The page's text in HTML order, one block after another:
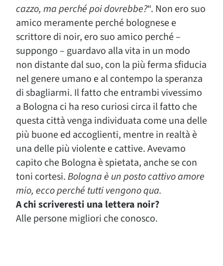
cazzo, ma perché poi dovrebbe?“. Non ero suo
amico meramente perché bolognese e
scrittore di noir, ero suo amico perché –
suppongo – guardavo alla vita in un modo
non distante dal suo, con la più ferma sfiducia
nel genere umano e al contempo la speranza
di sbagliarmi. Il fatto che entrambi vivessimo
a Bologna ci ha reso curiosi circa il fatto che
questa città venga individuata come una delle
più buone ed accoglienti, mentre in realtà è
una delle più violente e cattive. Avevamo
capito che Bologna è spietata, anche se con
toni cortesi.Bologna è un posto cattivo amore
mio, ecco perché tutti vengono qua.
A chi scriveresti una lettera noir?
Alle persone migliori che conosco.